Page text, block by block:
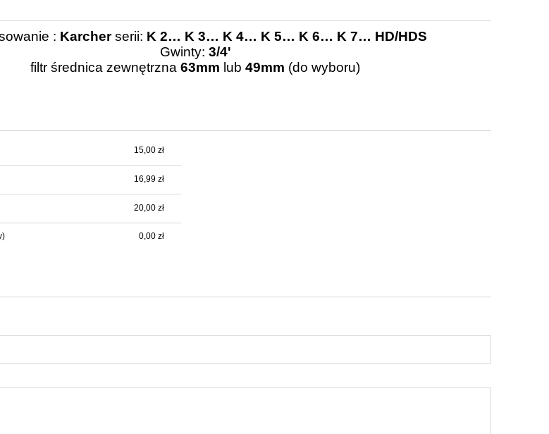
: Karcherserii: K 2… K 3… K 4… K 5… K 6… K 7… HD/HDS
Gwinty: 3/4'
filtr średnica zewnętrzna 63mm lub 49mm (do wyboru)
15,00 zł
16,99 zł
20,00 zł
0,00 zł